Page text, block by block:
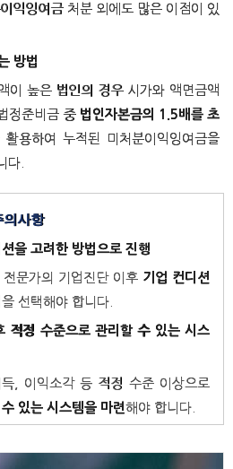
익잉여금 처분 외에도 많은 이점이 있
방법
이 높은 법인의 경우 시가와 액면금액
정준비금 중 법인자본금의 1.5배를 초
활용하여 누적된 미처분이익잉여금을
다.
의사항
을 고려한 방법으로 진행
문가의 기업진단 이후 기업 컨디션
을 선택해야 합니다.
적정 수준으로 관리할 수 있는 시스
, 이익소각 등 적정 수준 이상으로
있는 시스템을 마련 해야 합니다.